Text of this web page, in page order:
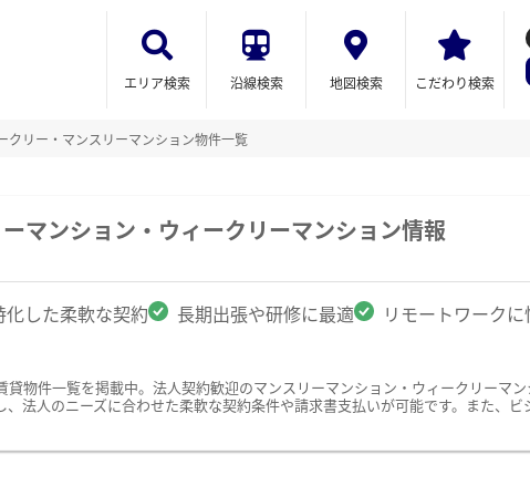
エリア検索 沿線検索 地図検索 こだわり検索
クリー・マンスリーマンション物件一覧
マンション・ウィークリーマンション情報
した柔軟な契約 長期出張や研修に最適 リモートワーク
物件一覧を掲載中。法人契約歓迎のマンスリーマンション・ウィークリーマ
法人のニーズに合わせた柔軟な契約条件や請求書支払いが可能です。また、